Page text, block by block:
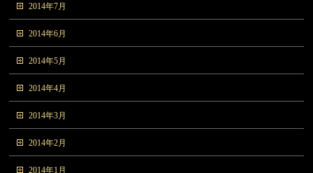
2014年7月
2014年6月
2014年5月
2014年4月
2014年3月
2014年2月
2014年1月